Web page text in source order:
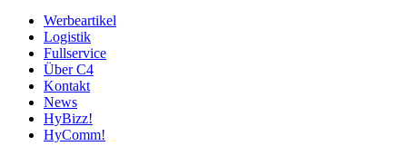
Werbeartikel
Logistik
Fullservice
Über C4
Kontakt
News
HyBizz!
HyComm!